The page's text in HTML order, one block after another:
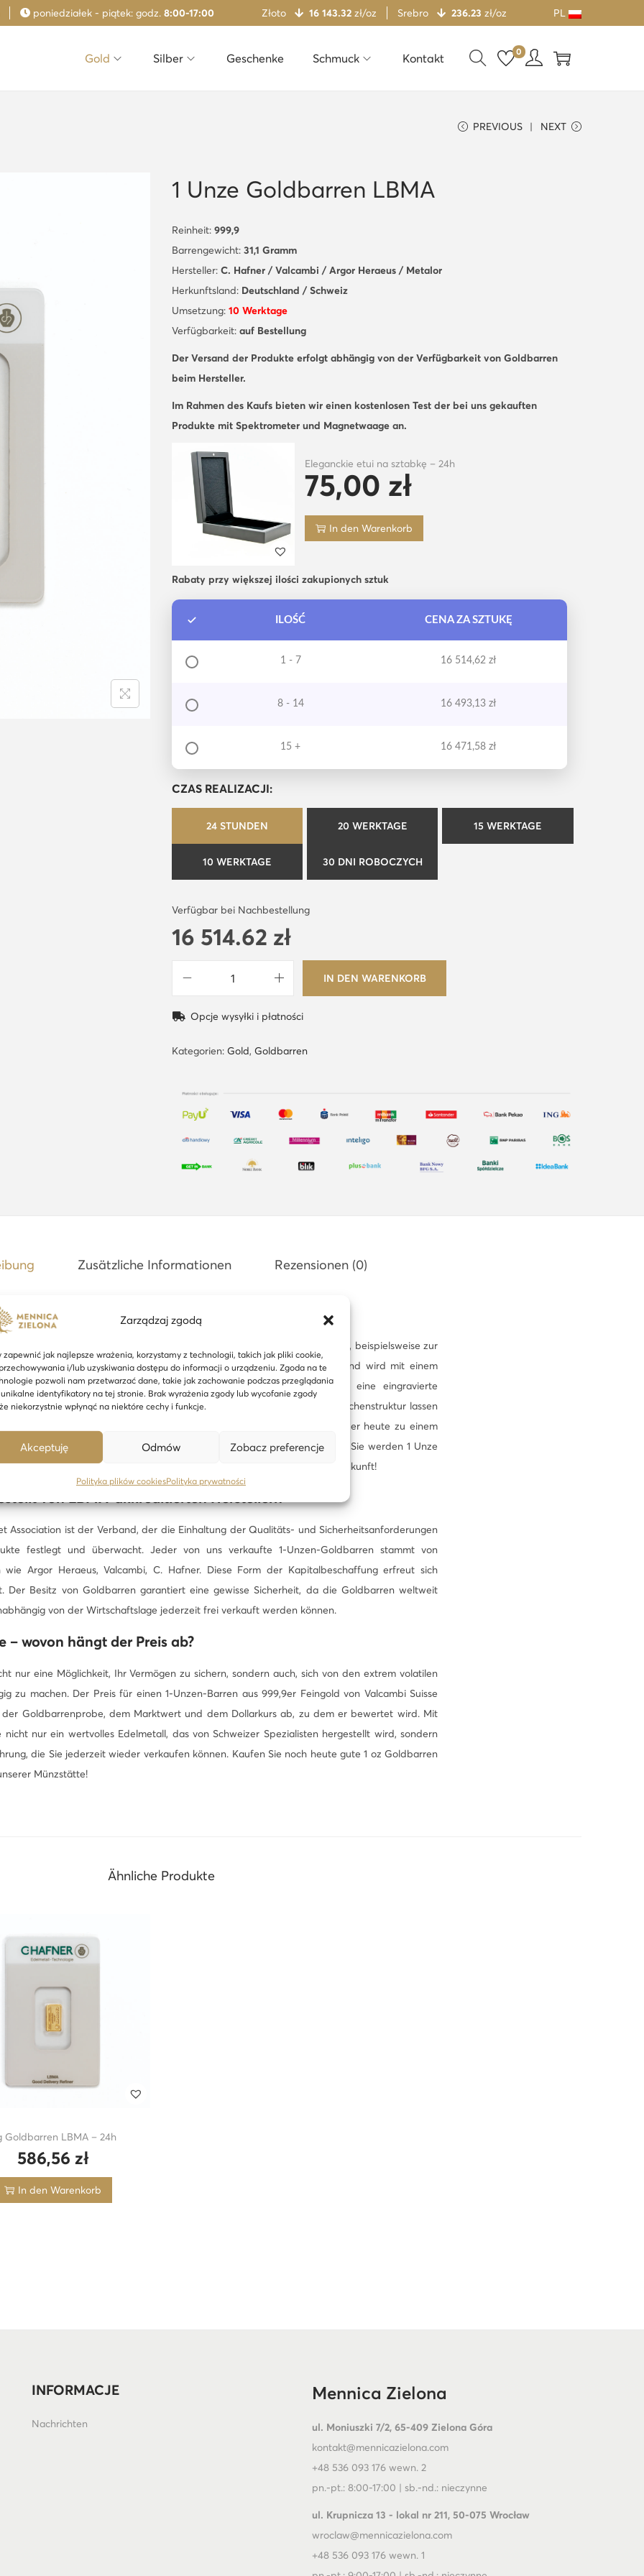
Zarządzaj zgodą
zapewnić jak najlepsze wrażenia, korzystamy z technologii, takich jak pliki cookie,
i/lub uzyskiwania dostępu do informacji o urządzeniu. Zgoda na te
pozwoli nam przetwarzać dane, takie jak zachowanie podczas przeglądania
identyfikatory na tej stronie. Brak wyrażenia zgody lub wycofanie zgody
niekorzystnie wpłynąć na niektóre cechy i funkcje.
Akceptuję Odmów Zobacz preferencje
Polityka plików cookiesPolityka prywatności
poniedziałek - piątek: godz. 8:00-17:00 Złoto 16 143.32zł/oz Srebro 236.23 zł/oz PL
Gold Silber Geschenke Schmuck Kontakt 0
PREVIOUS NEXT
1 Unze Goldbarren LBMA
Reinheit: 999,9
Barrengewicht: 31,1 Gramm
Hersteller: C. Hafner / Valcambi / Argor Heraeus / Metalor
Herkunftsland: Deutschland / Schweiz
Umsetzung: 10 Werktage
Verfügbarkeit: auf Bestellung
Der Versand der Produkte erfolgt abhängig von der Verfügbarkeit von Goldbarren
beim Hersteller.
Im Rahmen des Kaufs bieten wir einen kostenlosen Test der bei uns gekauften
Produkte mit Spektrometer und Magnetwaage an.
Eleganckie etui na sztabkę – 24h
75,00 zł
In den Warenkorb
Rabaty przy większej ilości zakupionych sztuk
ILOŚĆ CENA ZA SZTUKĘ
1 - 7 16 514,62 zł
8 - 14 16 493,13 zł
15 + 16 471,58 zł
CZAS REALIZACJI:
24 STUNDEN 20 WERKTAGE 15 WERKTAGE
10 WERKTAGE 30 DNI ROBOCZYCH
Verfügbar bei Nachbestellung
16 514.62 zł
z
A
M
e
e
IN DEN WARENKORB
Opcje wysyłki i płatności
Kategorien: Gold, Goldbarren
Zusätzliche Informationen Rezensionen (0)
999,9 von Valcambi
elegantem Etui ist ideal für Anleger und eignet sich auch gut als Geschenk, beispielsweise zur
oder Jubiläum. Es ist verkaufsfertig, original verpackt in Certipack und wird mit einem
geliefert. Der vorgestellte 1-Unzen-Goldbarren von 999,9 hat eine eingravierte
Namen des Herstellers. Seine dezenten Maße sowie die filigrane Oberflächenstruktur lassen
sind der beste Inflationsschutz für Ersparnisse – ein Barren, der heute zu einem
kann in ein paar Jahren zu einem viel höheren Preis verkauft werden. Sie werden 1 Unze
ohne finanzielle Abzüge weiterverkaufen, also sorgen Sie jetzt für Ihre Zukunft!
von LBMA-akkreditierten Herstellern
Association ist der Verband, der die Einhaltung der Qualitäts- und Sicherheitsanforderungen
festlegt und überwacht. Jeder von uns verkaufte 1-Unzen-Goldbarren stammt von
wie Argor Heraeus, Valcambi, C. Hafner. Diese Form der Kapitalbeschaffung erfreut sich
Der Besitz von Goldbarren garantiert eine gewisse Sicherheit, da die Goldbarren weltweit
von der Wirtschaftslage jederzeit frei verkauft werden können.
– wovon hängt der Preis ab?
nur eine Möglichkeit, Ihr Vermögen zu sichern, sondern auch, sich von den extrem volatilen
zu machen. Der Preis für einen 1-Unzen-Barren aus 999,9er Feingold von Valcambi Suisse
Goldbarrenprobe, dem Marktwert und dem Dollarkurs ab, zu dem er bewertet wird. Mit
nur ein wertvolles Edelmetall, das von Schweizer Spezialisten hergestellt wird, sondern
die Sie jederzeit wieder verkaufen können. Kaufen Sie noch heute gute 1 oz Goldbarren
Münzstätte!
Ähnliche Produkte
Goldbarren LBMA – 24h
586,56 zł
In den Warenkorb
INFORMACJE
Nachrichten
Mennica Zielona
ul. Moniuszki 7/2, 65-409 Zielona Góra
kontakt@mennicazielona.com
+48 536 093 176 wewn. 2
pn.-pt.: 8:00-17:00 | sb.-nd.: nieczynne
ul. Krupnicza 13 - lokal nr 211, 50-075 Wrocław
wroclaw@mennicazielona.com
+48 536 093 176 wewn. 1